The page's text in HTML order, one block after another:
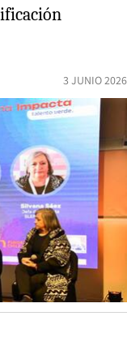
3 JUNIO 2026